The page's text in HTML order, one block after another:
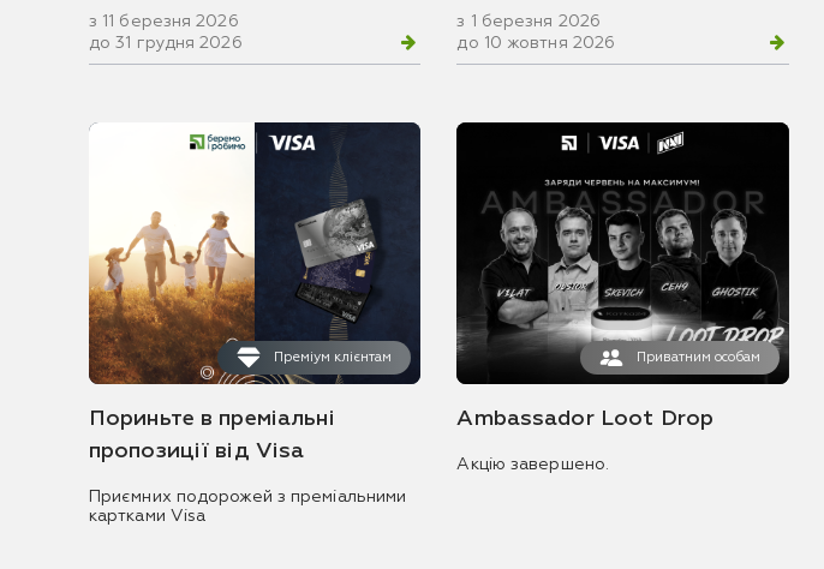
з 11 березня 2026
до 31 грудня 2026
з 1 березня 2026
до 10 жовтня 2026
Преміум клієнтам
Пориньте в преміальні
пропозиції від Visa
Приємних подорожей з преміальними
картками Visa
Приватним особам
Ambassador Loot Drop
Акцію завершено.